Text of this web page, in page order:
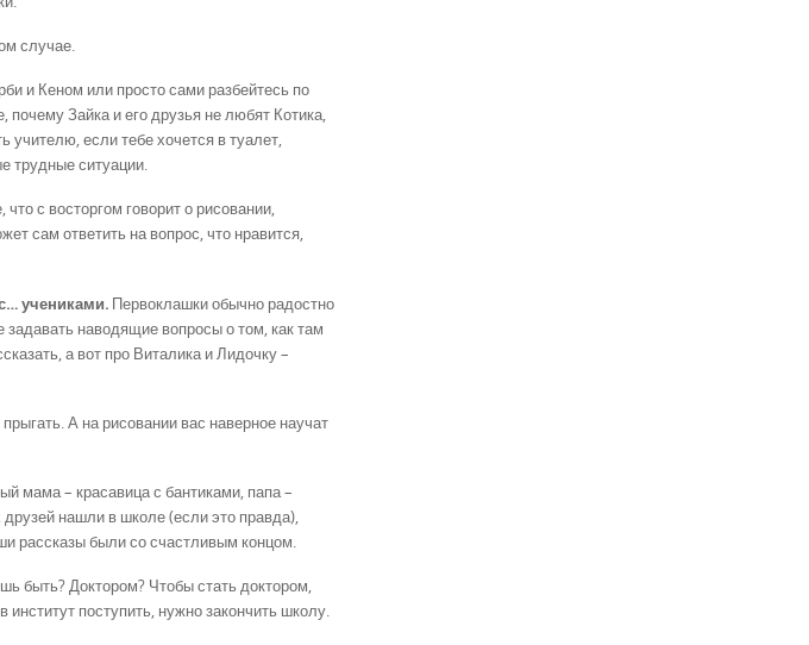
случае.
и Кеном или просто сами разбейтесь по
почему Зайка и его друзья не любят Котика,
учителю, если тебе хочется в туалет,
трудные ситуации.
что с восторгом говорит о рисовании,
сам ответить на вопрос, что нравится,
учениками. Первоклашки обычно радостно
наводящие вопросы о том, как там
а вот про Виталика и Лидочку –
А на рисовании вас наверное научат
мама – красавица с бантиками, папа –
нашли в школе (если это правда),
рассказы были со счастливым концом.
быть? Доктором? Чтобы стать доктором,
институт поступить, нужно закончить школу.